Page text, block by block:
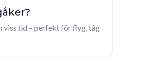
viss tid – perfekt för flyg, tåg